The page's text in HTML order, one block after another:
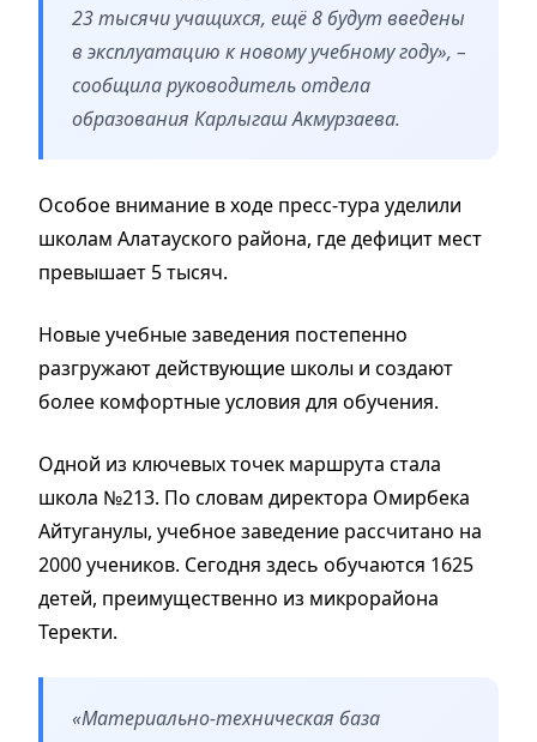
23 тысячи учащихся, ещё 8 будут введены
в эксплуатацию к новому учебному году», –
сообщила руководитель отдела
образования Карлыгаш Акмурзаева.
Особое внимание в ходе пресс-тура уделили
школам Алатауского района, где дефицит мест
превышает 5 тысяч.
Новые учебные заведения постепенно
разгружают действующие школы и создают
более комфортные условия для обучения.
Одной из ключевых точек маршрута стала
школа №213. По словам директора Омирбека
Айтуганулы, учебное заведение рассчитано на
2000 учеников. Сегодня здесь обучаются 1625
детей, преимущественно из микрорайона
Теректи.
«Материально-техническая база